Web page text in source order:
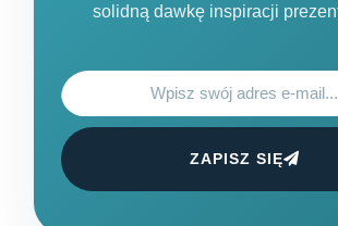
solidną dawkę inspiracji
ZAPISZ SIĘ